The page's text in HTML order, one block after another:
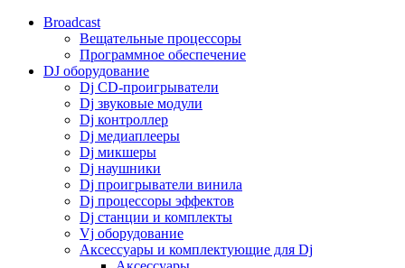
Broadcast
Вещательные процессоры
Программное обеспечение
DJ оборудование
Dj CD-проигрыватели
Dj звуковые модули
Dj контроллер
Dj медиаплееры
Dj микшеры
Dj наушники
Dj проигрыватели винила
Dj процессоры эффектов
Dj станции и комплекты
Vj оборудование
Аксессуары и комплектующие для Dj